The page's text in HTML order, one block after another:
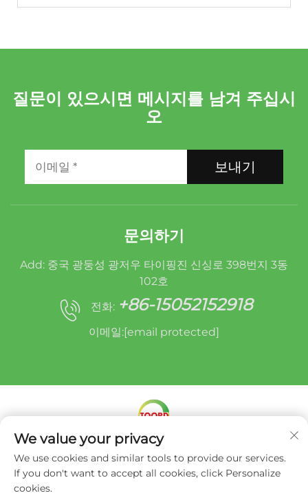
질문이 있으시면 메시지를 남겨 주십시
오
보내기
문의하기
Add: 중국 광둥성 광저우 타이핑진 신싱로 398번지 3동
102호
전화: +86-15052152918
이메일:[email protected]
Copyright © 미라클 오루이드(광저우) 오토 파츠 리매
뉴팩처링 유한회사 -
개인정보 처리방침
We value your privacy
We use cookies and similar tools to provide our services.
If you don't want to accept all cookies, click Personalize
cookies.